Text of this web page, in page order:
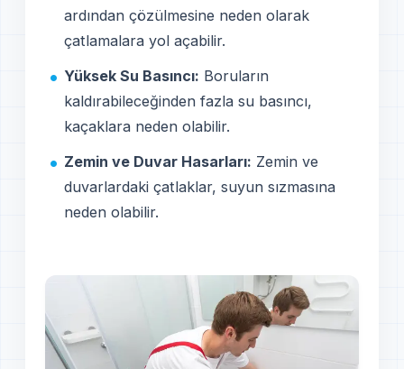
ardından çözülmesine neden olarak
çatlamalara yol açabilir.
Yüksek Su Basıncı: Boruların
kaldırabileceğinden fazla su basıncı,
kaçaklara neden olabilir.
Zemin ve Duvar Hasarları: Zemin ve
duvarlardaki çatlaklar, suyun sızmasına
neden olabilir.